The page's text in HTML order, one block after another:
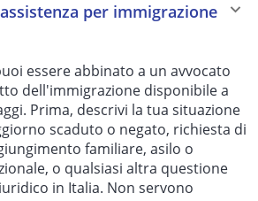
per immigrazione
essere abbinato a un avvocato
dell'immigrazione disponibile a
Prima, descrivi la tua situazione
scaduto o negato, richiesta di
familiare, asilo o
o qualsiasi altra questione
in Italia. Non servono